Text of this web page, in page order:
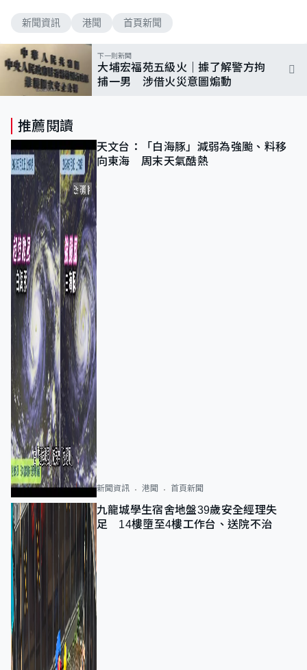
新聞資訊 港聞 首頁新聞
下一則新聞
大埔宏福苑五級火｜據了解警方拘
捕一男 涉借火災意圖煽動
推薦閱讀
天文台：「白海豚」減弱為強颱、料移
向東海 周末天氣酷熱
新聞資訊 港聞 首頁新聞
九龍城學生宿舍地盤39歲安全經理失
足 14樓墮至4樓工作台、送院不治